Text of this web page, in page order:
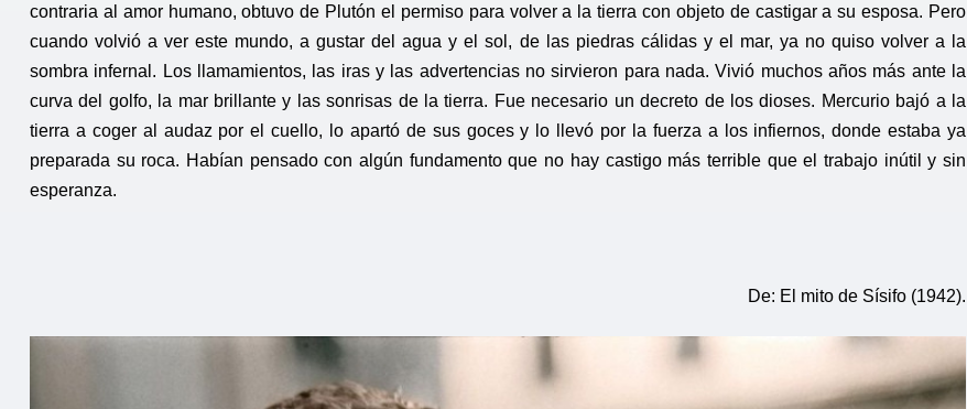
contraria al amor humano, obtuvo de Plutón el permiso para volver a la tierra con objeto de castigar a su esposa. Pero
cuando volvió a ver este mundo, a gustar del agua y el sol, de las piedras cálidas y el mar, ya no quiso volver a la
sombra infernal. Los llamamientos, las iras y las advertencias no sirvieron para nada. Vivió muchos años más ante la
curva del golfo, la mar brillante y las sonrisas de la tierra. Fue necesario un decreto de los dioses. Mercurio bajó a la
tierra a coger al audaz por el cuello, lo apartó de sus goces y lo llevó por la fuerza a los infiernos, donde estaba ya
preparada su roca. Habían pensado con algún fundamento que no hay castigo más terrible que el trabajo inútil y sin
esperanza.
De: El mito de Sísifo (1942).